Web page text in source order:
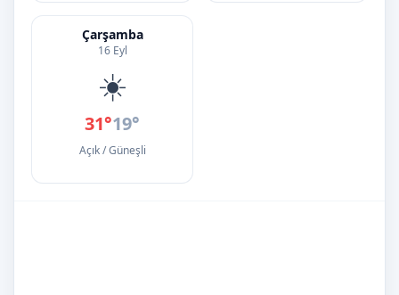
Çarşamba
16 Eyl
☀️
31°19°
Açık / Güneşli